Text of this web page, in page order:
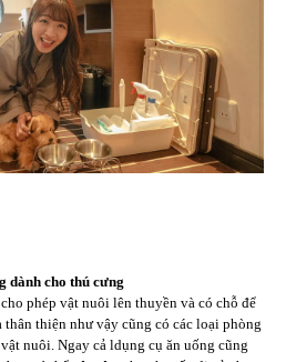
dành cho thú cưng
phép vật nuôi lên thuyền và có chỗ để
thiện như vậy cũng có các loại phòng
nuôi. Ngay cả ldụng cụ ăn uống cũng